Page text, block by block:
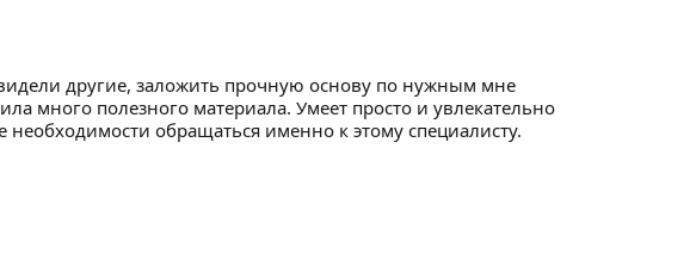
другие, заложить прочную основу по нужным мне
много полезного материала. Умеет просто и увлекательно
обращаться именно к этому специалисту.